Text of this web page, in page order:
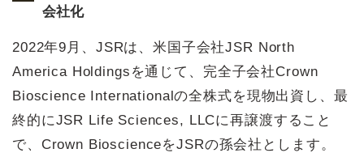
会社化
2022年9月、JSRは、米国子会社JSR North
America Holdingsを通じて、完全子会社Crown
Bioscience Internationalの全株式を現物出資し、最
終的にJSR Life Sciences, LLCに再譲渡すること
で、Crown BioscienceをJSRの孫会社とします。